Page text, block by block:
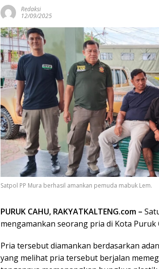
Redaksi
12/09/2025
Satpol PP Mura berhasil amankan pemuda mabuk Lem.
PURUK CAHU, RAKYATKALTENG.com –
mengamankan seorang pria di Kota Puruk
Pria tersebut diamankan berdasarkan
yang melihat pria tersebut berjalan